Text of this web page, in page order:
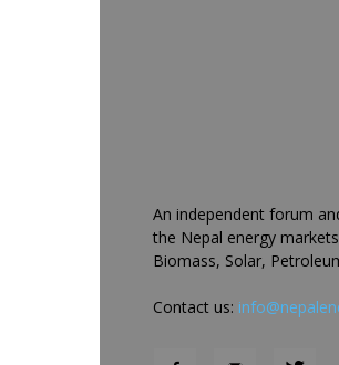
An independent forum
the Nepal energy
Biomass, Solar,
Contact us: